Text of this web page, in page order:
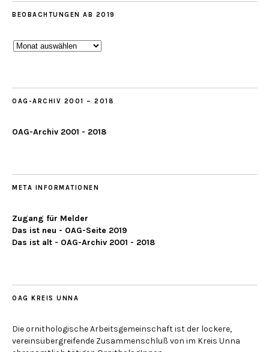
BEOBACHTUNGEN AB 2019
Beobachtungen
OAG-ARCHIV 2001 – 2018
OAG-Archiv 2001 - 2018
META INFORMATIONEN
Zugang für Melder
Das ist neu - OAG-Seite 2019
Das ist alt - OAG-Archiv 2001 - 2018
OAG KREIS UNNA
Die ornithologische Arbeitsgemeinschaft ist der lockere,
vereinsübergreifende Zusammenschluß von im Kreis Unna